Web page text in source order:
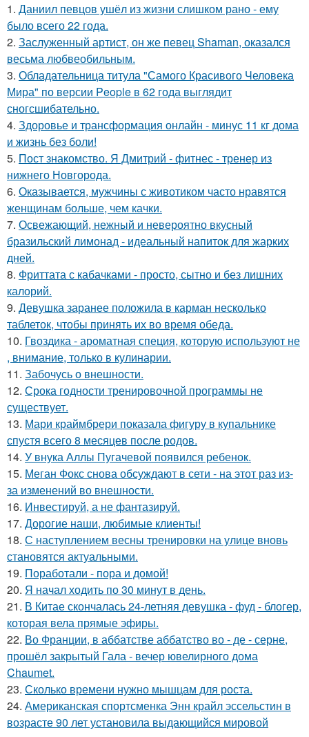
1. Даниил певцов ушёл из жизни слишком рано - ему
было всего 22 года.
2. Заслуженный артист, он же певец Shaman, оказался
весьма любвеобильным.
3. Обладательница титула "Самого Красивого Человека
Мира" по версии People в 62 года выглядит
сногсшибательно.
4. Здоровье и трансформация онлайн - минус 11 кг дома
и жизнь без боли!
5. Пост знакомство. Я Дмитрий - фитнес - тренер из
нижнего Новгорода.
6. Оказывается, мужчины с животиком часто нравятся
женщинам больше, чем качки.
7. Освежающий, нежный и невероятно вкусный
бразильский лимонад - идеальный напиток для жарких
дней.
8. Фриттата с кабачками - просто, сытно и без лишних
калорий.
9. Девушка заранее положила в карман несколько
таблеток, чтобы принять их во время обеда.
10. Гвоздика - ароматная специя, которую используют не
, внимание, только в кулинарии.
11. Забочусь о внешности.
12. Срока годности тренировочной программы не
существует.
13. Мари краймбрери показала фигуру в купальнике
спустя всего 8 месяцев после родов.
14. У внука Аллы Пугачевой появился ребенок.
15. Меган Фокс снова обсуждают в сети - на этот раз из-
за изменений во внешности.
16. Инвестируй, а не фантазируй.
17. Дорогие наши, любимые клиенты!
18. С наступлением весны тренировки на улице вновь
становятся актуальными.
19. Поработали - пора и домой!
20. Я начал ходить по 30 минут в день.
21. В Китае скончалась 24-летняя девушка - фуд - блогер,
которая вела прямые эфиры.
22. Во Франции, в аббатстве аббатство во - де - серне,
прошёл закрытый Гала - вечер ювелирного дома
Chaumet.
23. Сколько времени нужно мышцам для роста.
24. Американская спортсменка Энн крайл эссельстин в
возрасте 90 лет установила выдающийся мировой